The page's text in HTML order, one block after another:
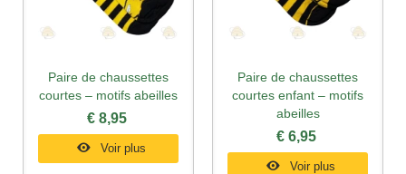
Paire de chaussettes
courtes – motifs abeilles
€ 8,95
Voir plus
Paire de chaussettes
courtes enfant – motifs
abeilles
€ 6,95
Voir plus